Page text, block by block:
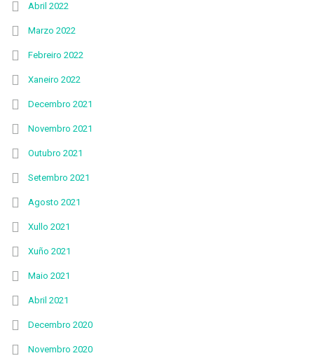
Abril 2022
Marzo 2022
Febreiro 2022
Xaneiro 2022
Decembro 2021
Novembro 2021
Outubro 2021
Setembro 2021
Agosto 2021
Xullo 2021
Xuño 2021
Maio 2021
Abril 2021
Decembro 2020
Novembro 2020